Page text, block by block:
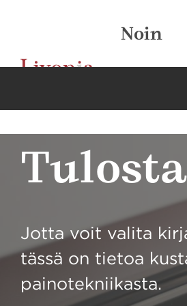
Noin
Jotta voit valita
tässä on tietoa
painotekniikasta.